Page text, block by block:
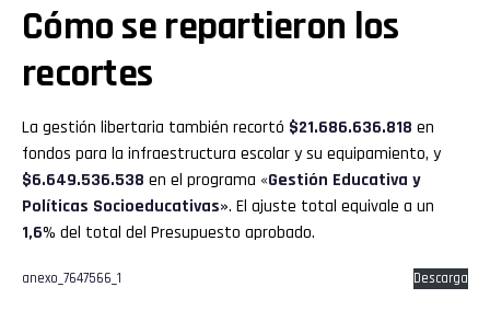
Cómo se repartieron los
recortes
La gestión libertaria también recortó $21.686.636.818 en
fondos para la infraestructura escolar y su equipamiento, y
$6.649.536.538 en el programa «Gestión Educativa y
Políticas Socioeducativas». El ajuste total equivale a un
1,6% del total del Presupuesto aprobado.
anexo_7647566_1 Descarga